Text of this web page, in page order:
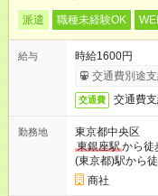
派遣 職種未経験OK
給与
時給1600円
交通費別途支
交通費 交通費
勤務地
東京都中央区
東銀座駅から徒
(東京都)駅から
商社